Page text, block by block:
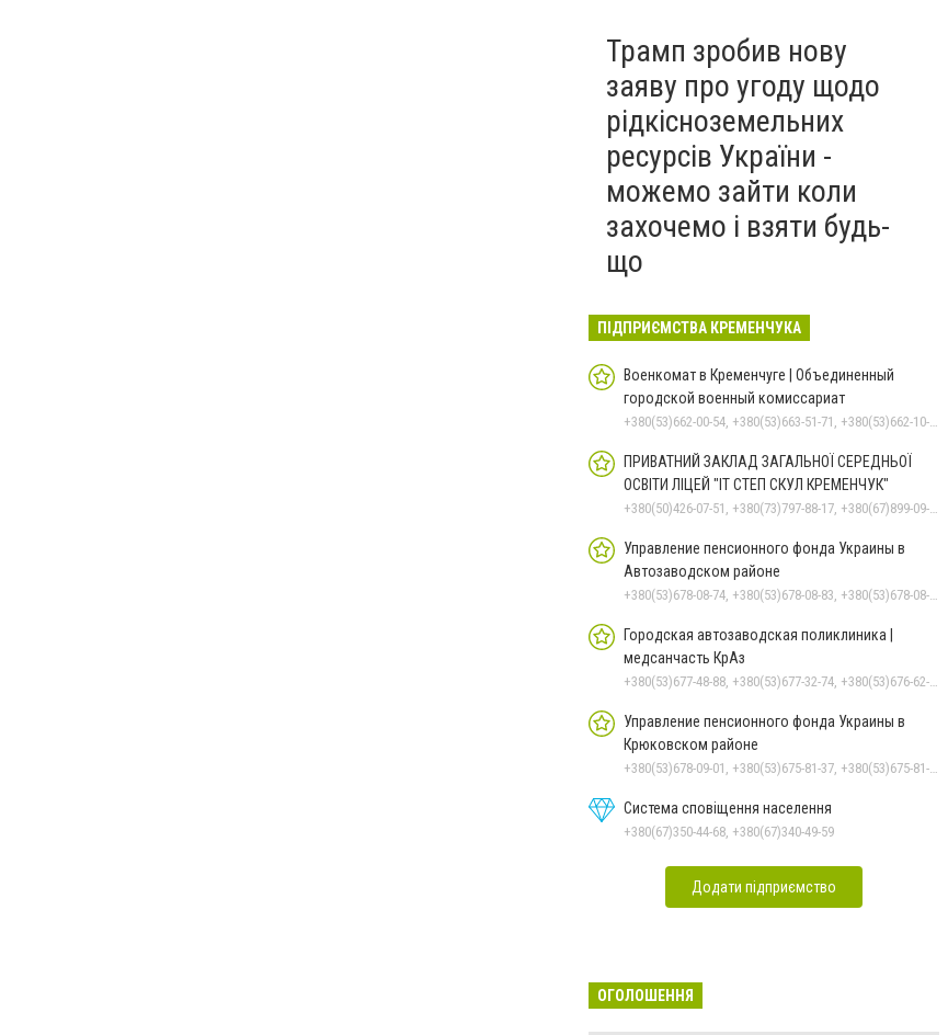
Трамп зробив нову
заяву про угоду щодо
рідкісноземельних
ресурсів України -
можемо зайти коли
захочемо і взяти будь-
що
ПІДПРИЄМСТВА КРЕМЕНЧУКА
Военкомат в Кременчуге | Объединенный
городской военный комиссариат
+380(53)662-00-54, +380(53)663-51-71, +380(53)662-10-35
ПРИВАТНИЙ ЗАКЛАД ЗАГАЛЬНОЇ СЕРЕДНЬОЇ
ОСВІТИ ЛІЦЕЙ "ІТ СТЕП СКУЛ КРЕМЕНЧУК"
+380(50)426-07-51, +380(73)797-88-17, +380(67)899-09-16
Управление пенсионного фонда Украины в
Автозаводском районе
+380(53)678-08-74, +380(53)678-08-83, +380(53)678-08-41, +380(53)678-08-86, +380(53)678-09-05
Городская автозаводская поликлиника |
медсанчасть КрАз
+380(53)677-48-88, +380(53)677-32-74, +380(53)676-62-99, +380536766187
Управление пенсионного фонда Украины в
Крюковском районе
+380(53)678-09-01, +380(53)675-81-37, +380(53)675-81-32, +380(53)675-81-40, +380(53)675-81-33, +380(53)675-81-38, +380(53)675-81-31, +380(53)678-08-87
Система сповіщення населення
+380(67)350-44-68, +380(67)340-49-59
Додати підприємство
ОГОЛОШЕННЯ